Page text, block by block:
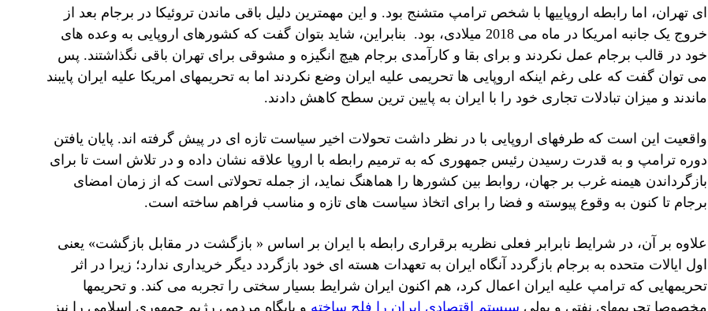
ای تهران، اما رابطه اروپاییها با شخص ترامپ متشنج بود. و این مهمترین دلیل باقی ماندن تروئیکا در برجام بعد از
خروج یک جانبه امریکا در ماه می 2018 میلادی، بود. بنابراین، شاید بتوان گفت که کشورهای اروپایی به وعده های
خود در قالب برجام عمل نکردند و برای بقا و کارآمدی برجام هیچ انگیزه و مشوقی برای تهران باقی نگذاشتند. پس
می توان گفت که علی رغم اینکه اروپایی ها تحریمی علیه ایران وضع نکردند اما به تحریمهای امریکا علیه ایران پایبند
ماندند و میزان تبادلات تجاری خود را با ایران به پایین ترین سطح کاهش دادند.
واقعیت این است که طرفهای اروپایی با در نظر داشت تحولات اخیر سیاست تازه ای در پیش گرفته اند. پایان یافتن
دوره ترامپ و به قدرت رسیدن رئیس جمهوری که به ترمیم رابطه با اروپا علاقه نشان داده و در تلاش است تا برای
بازگرداندن هیمنه غرب بر جهان، روابط بین کشورها را هماهنگ نماید، از جمله تحولاتی است که از زمان امضای
برجام تا کنون به وقوع پیوسته و فضا را برای اتخاذ سیاست های تازه و مناسب فراهم ساخته است.
علاوه بر آن، در شرایط نابرابر فعلی نظریه برقراری رابطه با ایران بر اساس « بازگشت در مقابل بازگشت» یعنی
اول ایالات متحده به برجام بازگردد آنگاه ایران به تعهدات هسته ای خود بازگردد دیگر خریداری ندارد؛ زیرا در اثر
تحریمهایی که ترامپ علیه ایران اعمال کرد، هم اکنون ایران شرایط بسیار سختی را تجربه می کند. و تحریمها
مخصوصا تحریمهای نفتی و پولی سیستم اقتصادی ایران را فلج ساخته و پایگاه مردمی رژیم جمهوری اسلامی را نیز